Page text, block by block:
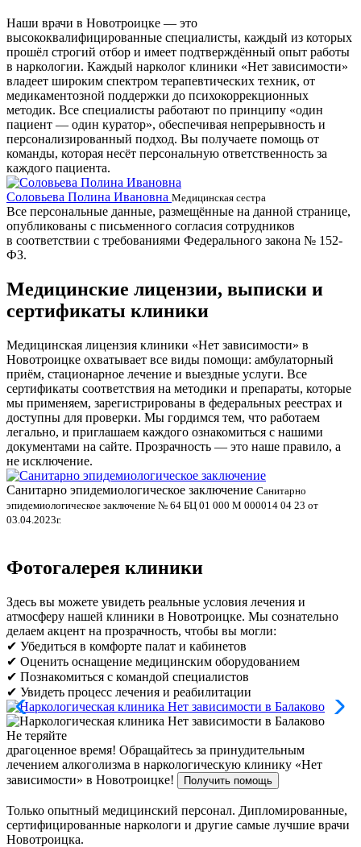
Наши врачи в Новотроицке — это
высококвалифицированные специалисты, каждый из которых
прошёл строгий отбор и имеет подтверждённый опыт работы
в наркологии. Каждый нарколог клиники «Нет зависимости»
владеет широким спектром терапевтических техник, от
медикаментозной поддержки до психокоррекционных
методик. Все специалисты работают по принципу «один
пациент — один куратор», обеспечивая непрерывность и
персонализированный подход. Вы получаете помощь от
команды, которая несёт персональную ответственность за
каждого пациента.
Соловьева Полина Ивановна Медицинская сестра
Все персональные данные, размещённые на данной странице,
опубликованы с письменного согласия сотрудников
в соответствии с требованиями Федерального закона № 152-
ФЗ.
Медицинские лицензии, выписки и
сертификаты клиники
Медицинская лицензия клиники «Нет зависимости» в
Новотроицке охватывает все виды помощи: амбулаторный
приём, стационарное лечение и выездные услуги. Все
сертификаты соответствия на методики и препараты, которые
мы применяем, зарегистрированы в федеральных реестрах и
доступны для проверки. Мы гордимся тем, что работаем
легально, и приглашаем каждого ознакомиться с нашими
документами на сайте. Прозрачность — это наше правило, а
не исключение.
Санитарно эпидемиологическое заключение Санитарно
эпидемиологическое заключение № 64 БЦ 01 000 М 000014 04 23 от
03.04.2023г.
Фотогалерея клиники
Здесь вы можете увидеть реальные условия лечения и
атмосферу нашей клиники в Новотроицке. Мы сознательно
делаем акцент на прозрачность, чтобы вы могли:
✔ Убедиться в комфорте палат и кабинетов
✔ Оценить оснащение медицинским оборудованием
✔ Познакомиться с командой специалистов
✔ Увидеть процесс лечения и реабилитации
Не теряйте
драгоценное время! Обращайтесь за принудительным
лечением алкоголизма в наркологическую клинику «Нет
зависимости» в Новотроицке!
Получить помощь
Только опытный медицинский персонал. Дипломированные,
сертифицированные наркологи и другие самые лучшие врачи
Новотроицка.